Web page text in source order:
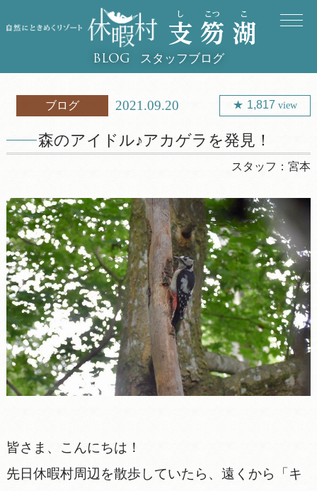
BLOG スタッフブログ
ブログ 2021.09.20 1,817view
森のアイドル♪アカゲラを発見！
スタッフ：宮本
皆さま、こんにちは！
先日休暇村周辺を散歩していたら、遠くから「キ